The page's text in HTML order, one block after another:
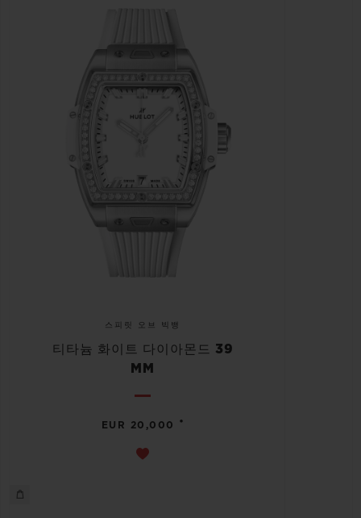
스피릿 오브 빅뱅
티타늄 화이트 다이아몬드 39
MM
EUR 20,000 •